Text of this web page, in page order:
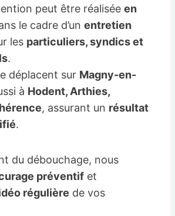
peut être réalisée en
le cadre d’un entretien
les particuliers, syndics et
.
déplacent sur Magny-en-
à Hodent, Arthies,
, assurant un résultat
.
du débouchage, nous
préventif et
régulière de vos